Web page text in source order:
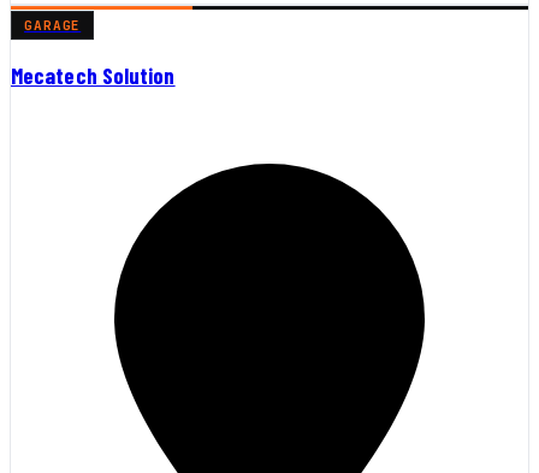
GARAGE
Mecatech Solution